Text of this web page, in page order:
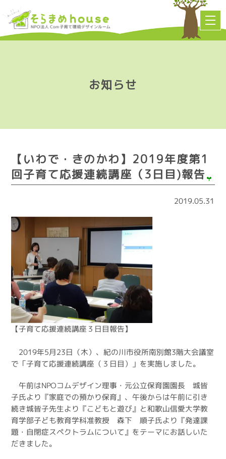
お知らせ
【いわで・きのかわ】2019年度第1
回子育て応援連続講座（3日目)報告
2019.05.31
【子育て応援連続講座３日目報告】
2019年5月23日（木）、紀の川市役所南別館3階大会議室
で「子育て応援連続講座（３日目）」を実施しました。
午前はNPOコムデザイン理事・元公立保育園園長 城皆
子氏より『家庭での預かり保育』、午後からは午前に引き
続き城皆子先生より『こどもと遊び』と和歌山信愛大学教
育学部子ども教育学科准教授 森下 順子氏より『発達課
題・自閉症スペクトラムについて』をテーマにお話しいた
だきました。